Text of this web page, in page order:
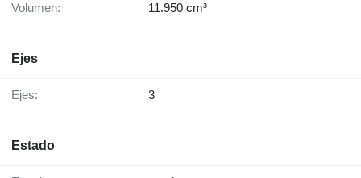
Volumen: 11.950 cm³
Ejes
Ejes: 3
Estado